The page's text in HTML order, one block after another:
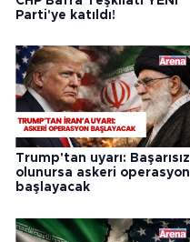
Parti'ye katıldı!
Trump'tan uyarı: Başarısız
olunursa askeri operasyon
başlayacak